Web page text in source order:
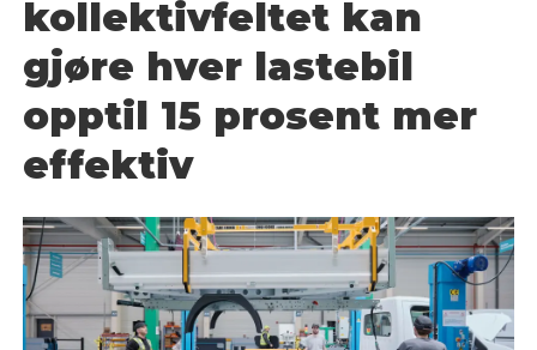
kollektivfeltet kan
gjøre hver lastebil
opptil 15 prosent mer
effektiv